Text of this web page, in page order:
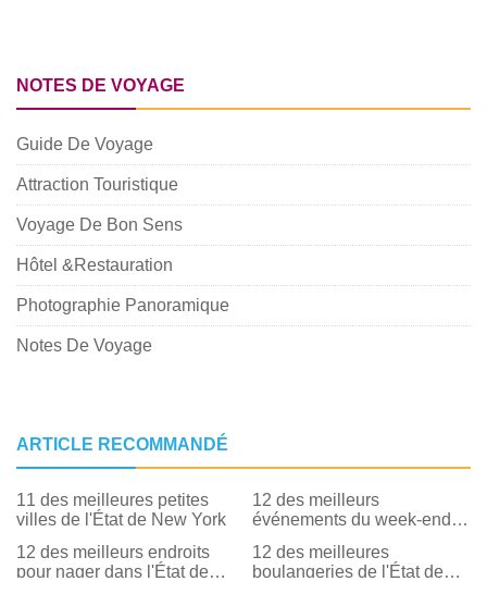
NOTES DE VOYAGE
Guide De Voyage
Attraction Touristique
Voyage De Bon Sens
Hôtel &Restauration
Photographie Panoramique
Notes De Voyage
ARTICLE RECOMMANDÉ
11 des meilleures petites
villes de l'État de New York
12 des meilleurs
événements du week-end
l'État de New York
12 des meilleurs endroits
pour nager dans l'État de
12 des meilleures
boulangeries de l'État de